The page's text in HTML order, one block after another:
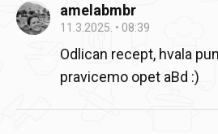
amelabmbr
11.3.2025. 08:39
Odlican recept, hvala
pravicemo opet aBd :)